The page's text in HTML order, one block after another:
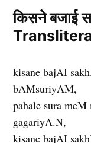
किसने बजाई
kisane bajAI
bAMsuriyAM,
pahale sura
gagariyA.N,
kisane bajAI